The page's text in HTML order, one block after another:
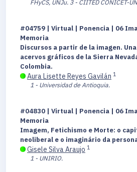
FHyCS, UNJu. 3 - CIITED CONICET-
#04759 | Virtual | Ponencia | 06
Memoria
Discursos a partir de la imagen.
acervos gráficos de la Sierra
Colombia.
Aura Lisette Reyes Gavilán 1
1 - Universidad de Antioquia.
#04830 | Virtual | Ponencia | 06
Memoria
Imagem, Fetichismo e Morte: o
neoliberal e o imaginário da
Gisele Silva Araujo 1
1 - UNIRIO.